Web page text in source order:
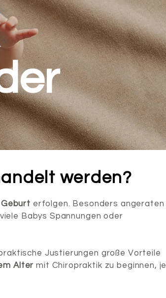
werden?
erfolgen. Besonders angeraten
Babys Spannungen oder
Justierungen große Vorteile
Alter mit Chiropraktik zu beginnen, je